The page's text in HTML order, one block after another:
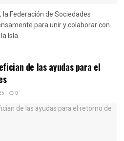
Federación de Sociedades
para unir y colaborar con
Isla.
de las ayudas para el
0